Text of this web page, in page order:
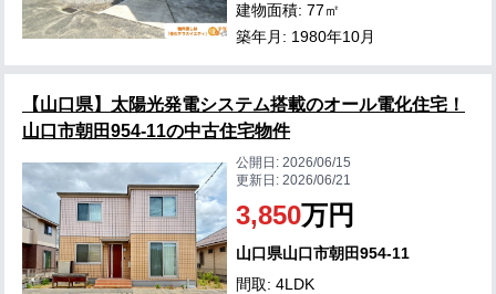
建物面積: 77㎡
築年月: 1980年10月
【山口県】太陽光発電システム搭載のオール電化住宅！
山口市朝田954-11の中古住宅物件
公開日:2026/06/15
更新日:2026/06/21
3,850万円
山口県山口市朝田954-11
間取: 4LDK